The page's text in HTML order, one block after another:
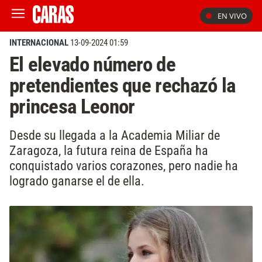
EN VIVO
INTERNACIONAL 13-09-2024 01:59
El elevado número de
pretendientes que rechazó la
princesa Leonor
Desde su llegada a la Academia Miliar de
Zaragoza, la futura reina de España ha
conquistado varios corazones, pero nadie ha
logrado ganarse el de ella.